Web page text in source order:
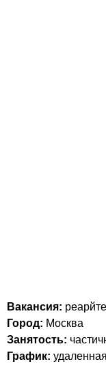
Вакансия:
Город: Москва
Занятость:
График: